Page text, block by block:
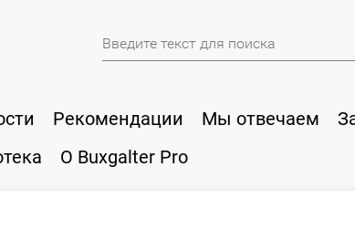
Рекомендации Мы отвечаем
О Buxgalter Pro